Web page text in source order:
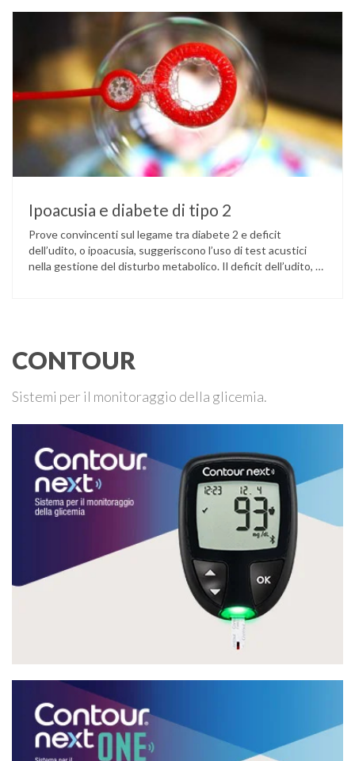
come ingannare il metabolismo ed evitare che gli zuccheri …
Ipoacusia e diabete di tipo 2
Prove convincenti sul legame tra diabete 2 e deficit
dell’udito, o ipoacusia, suggeriscono l’uso di test acustici
nella gestione del disturbo metabolico. Il deficit dell’udito, o
CONTOUR
Sistemi per il monitoraggio della glicemia.